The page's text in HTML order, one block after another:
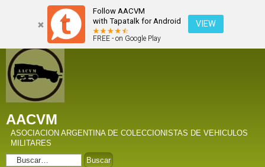
Follow AACVM
with Tapatalk for Android
FREE - on Google Play
VIEW
AACVM
ASOCIACION ARGENTINA DE COLECCIONISTAS DE VEHICULOS
MILITARES